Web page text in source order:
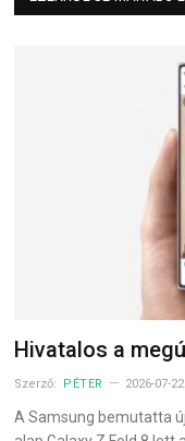
Hivatalos a
Szerző: PÉTER 2026-07-22
A Samsung bemutatta